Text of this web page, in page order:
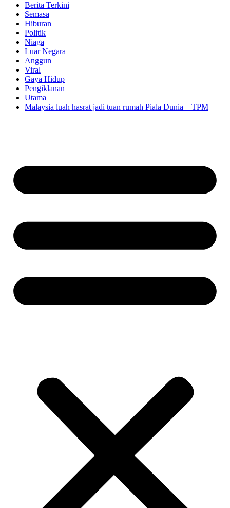
Berita Terkini
Semasa
Hiburan
Politik
Niaga
Luar Negara
Anggun
Viral
Gaya Hidup
Pengiklanan
Utama
Malaysia luah hasrat jadi tuan rumah Piala Dunia – TPM